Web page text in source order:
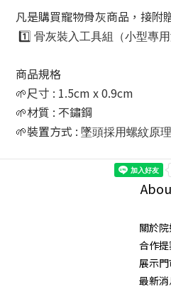
凡是購買寵物骨灰商品，接附
1️⃣ 骨灰裝入工具組（小型專用
商品規格
🌱尺寸 : 1.5cm x 0.9cm
🌱材質 : 不鏽鋼
🌱裝置方式 : 墜頭採用螺紋原
關於
合作
展示門
最新